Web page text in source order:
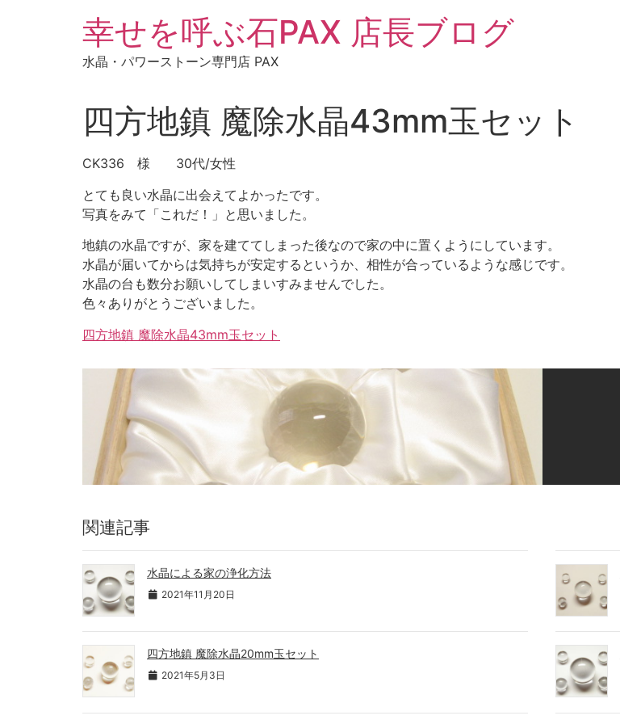
幸せを呼ぶ石PAX 店長ブログ
水晶・パワーストーン専門店 PAX
四方地鎮 魔除水晶43mm玉セット
CK336 様 30代/女性
とても良い水晶に出会えてよかったです。
写真をみて「これだ！」と思いました。
地鎮の水晶ですが、家を建ててしまった後なので家の中に置くようにしています。
水晶が届いてからは気持ちが安定するというか、相性が合っているような感じです。
水晶の台も数分お願いしてしまいすみませんでした。
色々ありがとうございました。
四方地鎮 魔除水晶43mm玉セット
関連記事
水晶による家の浄化方法
2021年11月20日
四方地鎮 魔除水晶20mm玉セット
2021年5月3日